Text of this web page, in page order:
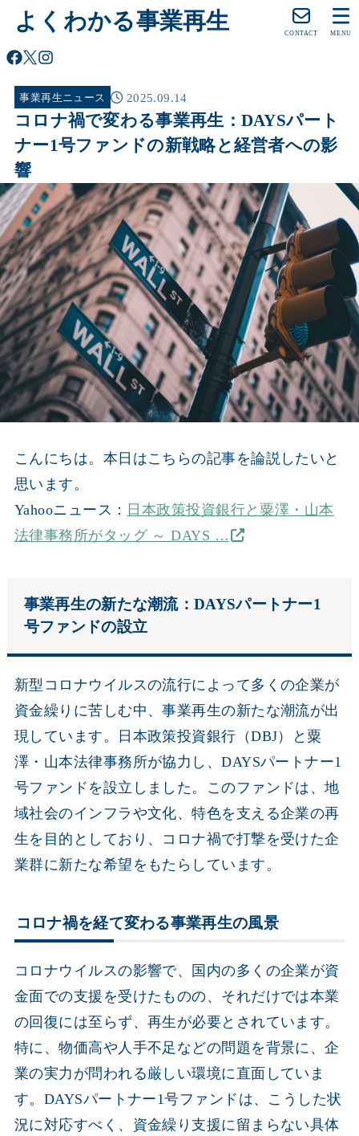
よくわかる事業再生 CONTACT MENU
事業再生ニュース 2025.09.14
コロナ禍で変わる事業再生：DAYSパート
ナー1号ファンドの新戦略と経営者への影
響
こんにちは。本日はこちらの記事を論説したいと
思います。
Yahooニュース： 日本政策投資銀行と粟澤・山本
法律事務所がタッグ ～ DAYS …
事業再生の新たな潮流：DAYSパートナー1
号ファンドの設立
新型コロナウイルスの流行によって多くの企業が
資金繰りに苦しむ中、事業再生の新たな潮流が出
現しています。日本政策投資銀行（DBJ）と粟
澤・山本法律事務所が協力し、DAYSパートナー1
号ファンドを設立しました。このファンドは、地
域社会のインフラや文化、特色を支える企業の再
生を目的としており、コロナ禍で打撃を受けた企
業群に新たな希望をもたらしています。
コロナ禍を経て変わる事業再生の風景
コロナウイルスの影響で、国内の多くの企業が資
金面での支援を受けたものの、それだけでは本業
の回復には至らず、再生が必要とされています。
特に、物価高や人手不足などの問題を背景に、企
業の実力が問われる厳しい環境に直面していま
す。DAYSパートナー1号ファンドは、こうした状
況に対応すべく、資金繰り支援に留まらない具体